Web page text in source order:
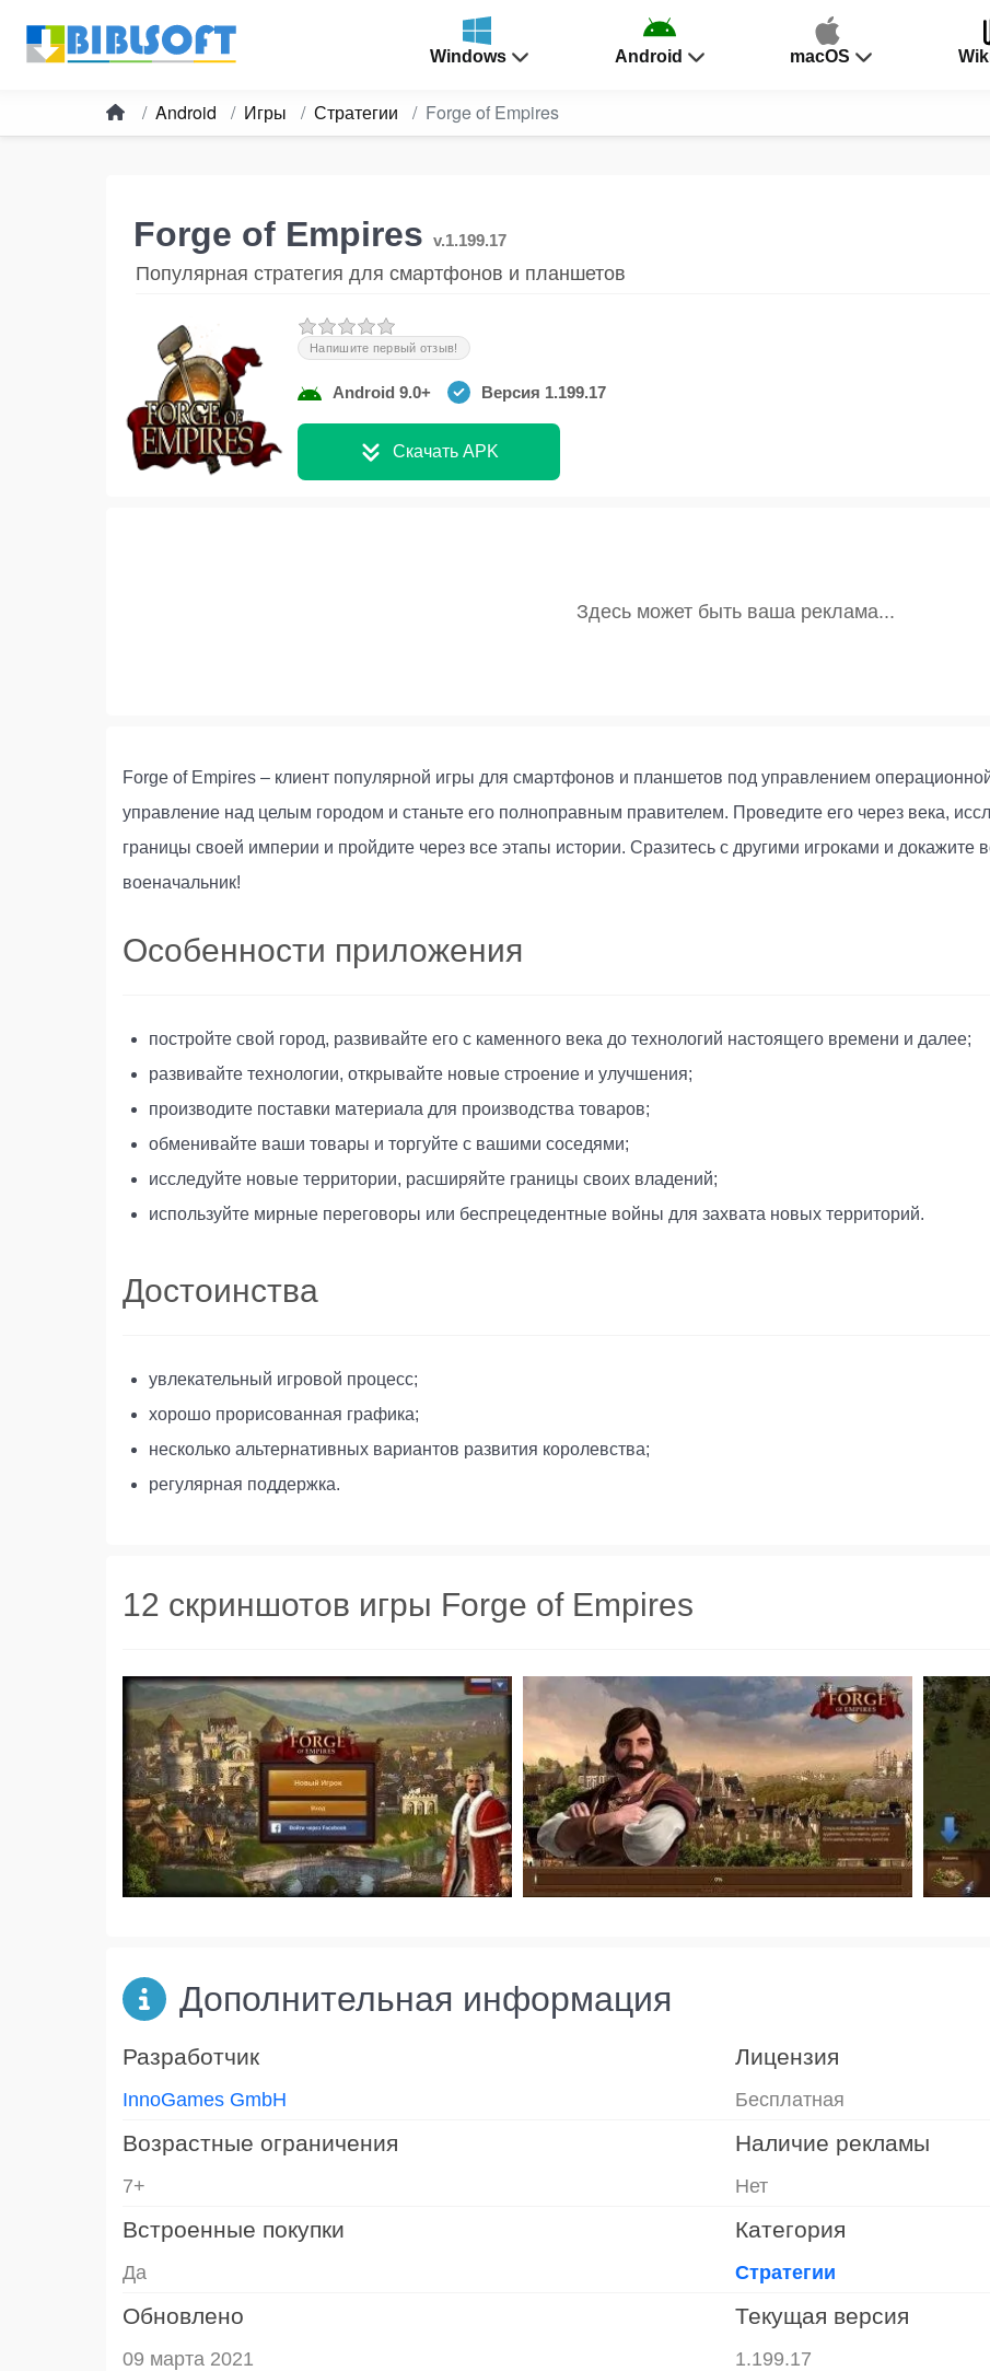
Windows Android macOS
Android Игры Стратегии Forge of Empires
Forge of Empires v.1.199.17
Популярная стратегия для смартфонов и планшетов
Напишите первый отзыв!
Android 9.0+ Версия 1.199.17
Скачать APK
Forge of Empires – клиент популярной игры для смартфонов и планшетов под управлением
управление над целым городом и станьте его полноправным правителем. Проведите его через века,
границы своей империи и пройдите через все этапы истории. Сразитесь с другими игроками и докажите
военачальник!
Особенности приложения
постройте свой город, развивайте его с каменного века до технологий настоящего времени и далее;
развивайте технологии, открывайте новые строение и улучшения;
производите поставки материала для производства товаров;
обменивайте ваши товары и торгуйте с вашими соседями;
исследуйте новые территории, расширяйте границы своих владений;
используйте мирные переговоры или беспрецедентные войны для захвата новых территорий.
Достоинства
увлекательный игровой процесс;
хорошо прорисованная графика;
несколько альтернативных вариантов развития королевства;
регулярная поддержка.
12 скриншотов игры Forge of Empires
Дополнительная информация
Разработчик
InnoGames GmbH
Лицензия
Бесплатная
Возрастные ограничения
7+
Наличие рекламы
Нет
Встроенные покупки
Да
Категория
Стратегии
Обновлено
09 марта 2021
Текущая версия
1.199.17